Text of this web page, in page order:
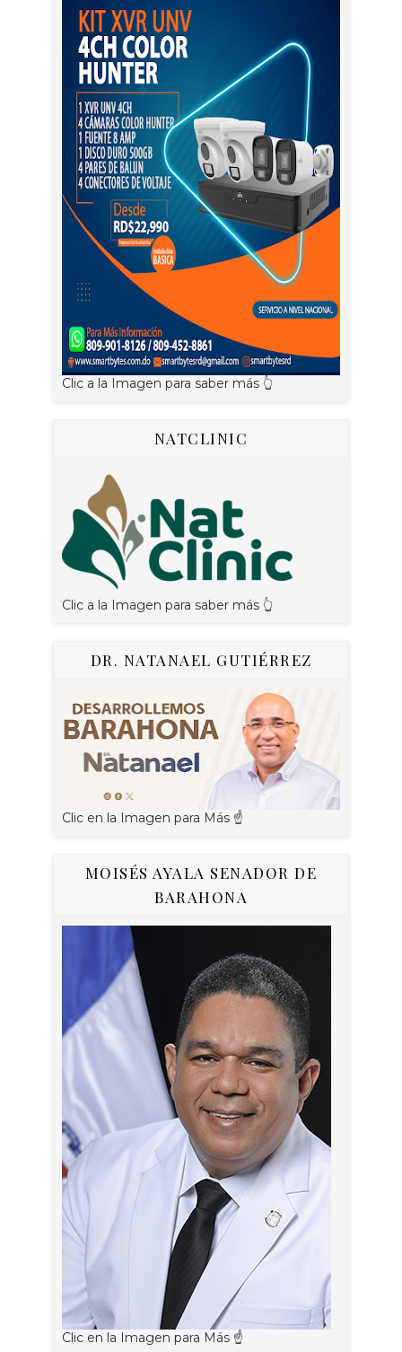
Clic a la Imagen para saber más 👆
NATCLINIC
Clic a la Imagen para saber más 👆
DR. NATANAEL GUTIÉRREZ
Clic en la Imagen para Más ☝
MOISÉS AYALA SENADOR DE
BARAHONA
Clic en la Imagen para Más ☝